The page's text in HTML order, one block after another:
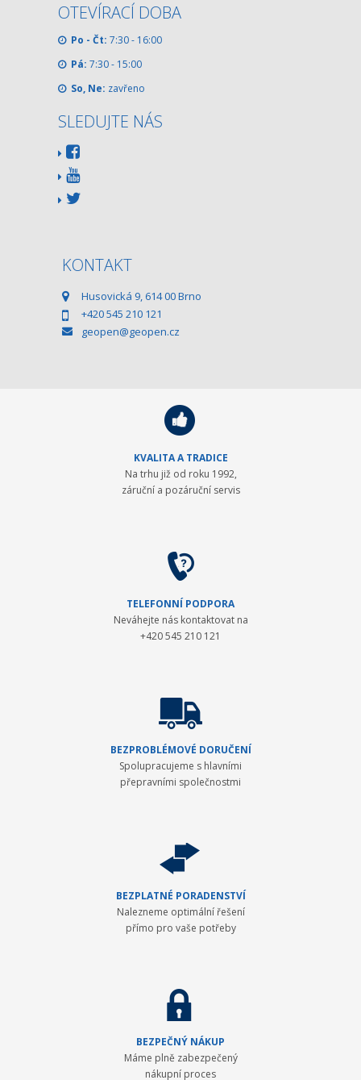
OTEVÍRACÍ DOBA
Po - Čt: 7:30 - 16:00
Pá: 7:30 - 15:00
So, Ne: zavřeno
SLEDUJTE NÁS
KONTAKT
Husovická 9, 614 00 Brno
+420 545 210 121
geopen@geopen.cz
KVALITA A TRADICE
Na trhu již od roku 1992,
záruční a pozáruční servis
TELEFONNÍ PODPORA
Neváhejte nás kontaktovat na
+420 545 210 121
BEZPROBLÉMOVÉ DORUČENÍ
Spolupracujeme s hlavními
přepravními společnostmi
BEZPLATNÉ PORADENSTVÍ
Nalezneme optimální řešení
přímo pro vaše potřeby
BEZPEČNÝ NÁKUP
Máme plně zabezpečený
nákupní proces